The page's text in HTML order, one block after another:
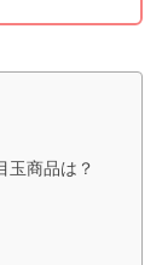
玉商品は？